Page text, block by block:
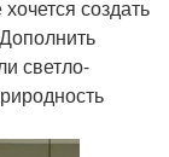
создать
светло-